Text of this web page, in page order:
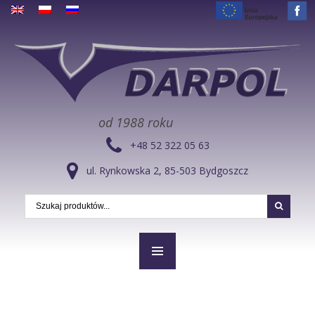
od 1988 roku
+48 52 322 05 63
ul. Rynkowska 2, 85-503 Bydgoszcz